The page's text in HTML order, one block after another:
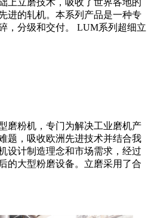
上立磨技术，吸收了世界各地的
进的轧机。本系列产品是一种专
，分级和交付。 LUM系列超细立
磨粉机，专门为解决工业磨机产
题，吸收欧洲先进技术并结合我
设计制造理念和市场需求，经过
的大型粉磨设备。立磨采用了合